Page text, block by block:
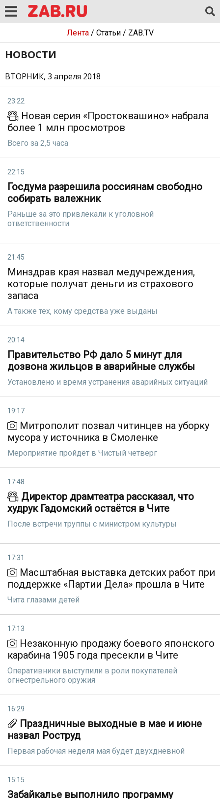
Лента/ Статьи/ ZAB.TV
НОВОСТИ
ВТОРНИК, 3 апреля 2018
23:22
Новая серия «Простоквашино» набрала
более 1 млн просмотров
Всего за 2,5 часа
22:15
Госдума разрешила россиянам свободно
собирать валежник
Раньше за это привлекали к уголовной
ответственности
21:45
Минздрав края назвал медучреждения,
которые получат деньги из страхового
запаса
А также тех, кому средства уже выданы
20:14
Правительство РФ дало 5 минут для
дозвона жильцов в аварийные службы
Установлено и время устранения аварийных ситуаций
19:17
Митрополит позвал читинцев на уборку
мусора у источника в Смоленке
Мероприятие пройдёт в Чистый четверг
17:48
Директор драмтеатра рассказал, что
худрук Гадомский остаётся в Чите
После встречи труппы с министром культуры
17:31
Масштабная выставка детских работ при
поддержке «Партии Дела» прошла в Чите
Чита глазами детей
17:13
Незаконную продажу боевого японского
карабина 1905 года пресекли в Чите
Оперативники выступили в роли покупателей
огнестрельного оружия
16:29
Праздничные выходные в мае и июне
назвал Роструд
Первая рабочая неделя мая будет двухдневной
15:15
Забайкалье выполнило программу